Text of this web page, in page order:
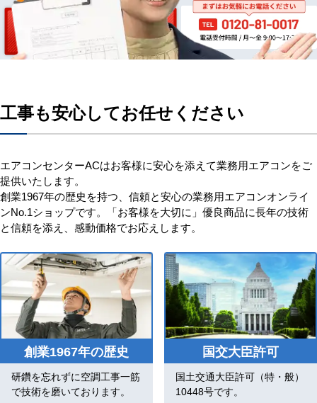
工事も安心してお任せください
エアコンセンターACはお客様に安心を添えて業務用エアコンをご
提供いたします。
創業1967年の歴史を持つ、信頼と安心の業務用エアコンオンライ
ンNo.1ショップです。「お客様を大切に」優良商品に長年の技術
と信頼を添え、感動価格でお応えします。
創業1967年の歴史
研鑽を忘れずに空調工事一筋
で技術を磨いております。
国交大臣許可
国土交通大臣許可（特・般）
10448号です。